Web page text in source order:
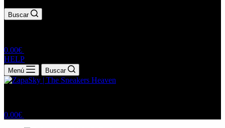
Buscar
0.00€
HELP
Menú Buscar
0.00€